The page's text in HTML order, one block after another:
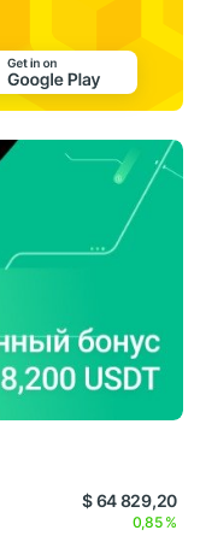
$ 64 829,20
0,85 %